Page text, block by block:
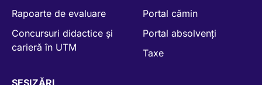
Rapoarte de evaluare
Concursuri didactice și
carieră în UTM
Portal cămin
Portal absolvenți
Taxe